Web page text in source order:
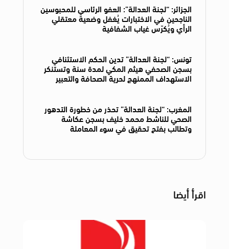
الجزائر: “لجنة العدالة”: العفو الرئاسي للمحبوسين
الناجحين في الاختبارات يُغفل وضعية معتقلي
الرأي ويُكرّس غياب الشفافية
تونس: “لجنة العدالة” تدين الحكم الاستئنافي
بسجن الصحفي هيثم المكي لمدة سنة وتستنكر
الاستهداف الممنهج لحرية الصحافة والتعبير
المغرب: “لجنة العدالة” تحذر من خطورة التدهور
الصحي للناشط محمد خليف بسجن عكاشة
وتطالب بفتح تحقيق في سوء المعاملة
اقرأ أيضا